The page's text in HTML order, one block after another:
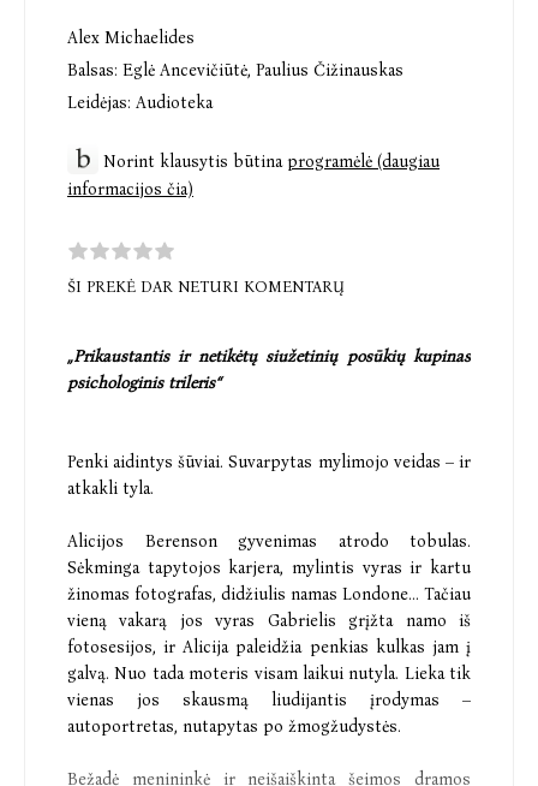
Alex Michaelides
Balsas: Eglė Ancevičiūtė, Paulius Čižinauskas
Leidėjas: Audioteka
Norint klausytis būtinaprogramėlė (daugiau
informacijos čia)
ŠI PREKĖ DAR NETURI KOMENTARŲ
„Prikaustantis ir netikėtų siužetinių posūkių kupinas
psichologinis trileris“
Penki aidintys šūviai. Suvarpytas mylimojo veidas – ir
atkakli tyla.
Alicijos Berenson gyvenimas atrodo tobulas.
Sėkminga tapytojos karjera, mylintis vyras ir kartu
žinomas fotografas, didžiulis namas Londone... Tačiau
vieną vakarą jos vyras Gabrielis grįžta namo iš
fotosesijos, ir Alicija paleidžia penkias kulkas jam į
galvą. Nuo tada moteris visam laikui nutyla. Lieka tik
vienas jos skausmą liudijantis įrodymas –
autoportretas, nutapytas po žmogžudystės.
Bežadė menininkė ir neišaiškinta šeimos dramos